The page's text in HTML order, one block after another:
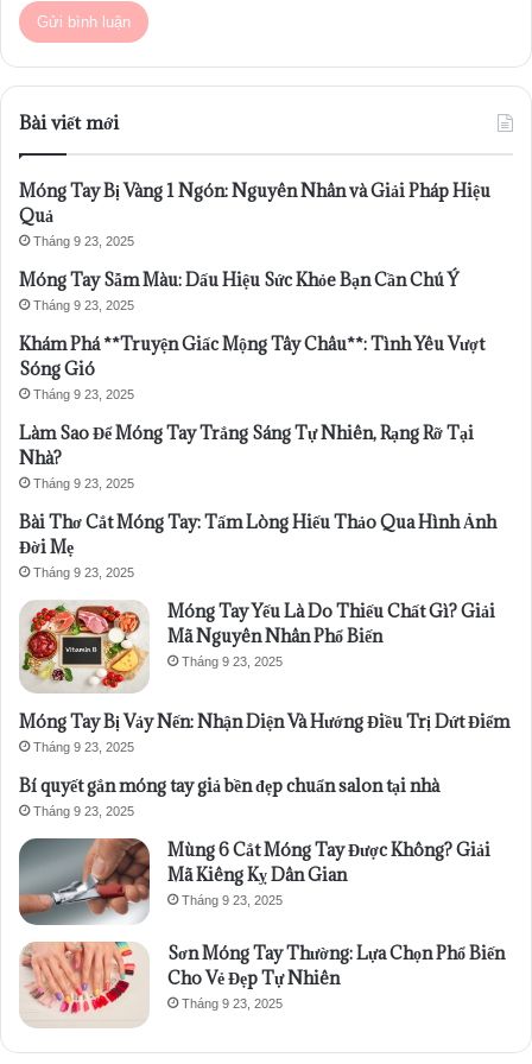
Bài viết mới
Móng Tay Bị Vàng 1 Ngón: Nguyên Nhân và Giải Pháp Hiệu
Quả
Tháng 9 23, 2025
Móng Tay Sẫm Màu: Dấu Hiệu Sức Khỏe Bạn Cần Chú Ý
Tháng 9 23, 2025
Khám Phá **Truyện Giấc Mộng Tây Châu**: Tình Yêu Vượt
Sóng Gió
Tháng 9 23, 2025
Làm Sao Để Móng Tay Trắng Sáng Tự Nhiên, Rạng Rỡ Tại
Nhà?
Tháng 9 23, 2025
Bài Thơ Cắt Móng Tay: Tấm Lòng Hiếu Thảo Qua Hình Ảnh
Đời Mẹ
Tháng 9 23, 2025
Móng Tay Yếu Là Do Thiếu Chất Gì? Giải
Mã Nguyên Nhân Phổ Biến
Tháng 9 23, 2025
Móng Tay Bị Vảy Nến: Nhận Diện Và Hướng Điều Trị Dứt Điểm
Tháng 9 23, 2025
Bí quyết gắn móng tay giả bền đẹp chuẩn salon tại nhà
Tháng 9 23, 2025
Mùng 6 Cắt Móng Tay Được Không? Giải
Mã Kiêng Kỵ Dân Gian
Tháng 9 23, 2025
Sơn Móng Tay Thường: Lựa Chọn Phổ Biến
Cho Vẻ Đẹp Tự Nhiên
Tháng 9 23, 2025